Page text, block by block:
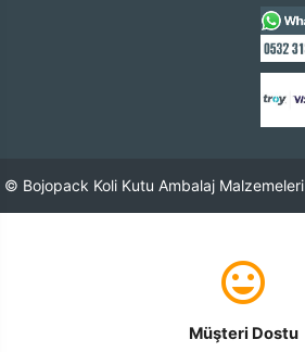
© Bojopack Koli Kutu Ambalaj Malzemeleri
Müşteri Dostu